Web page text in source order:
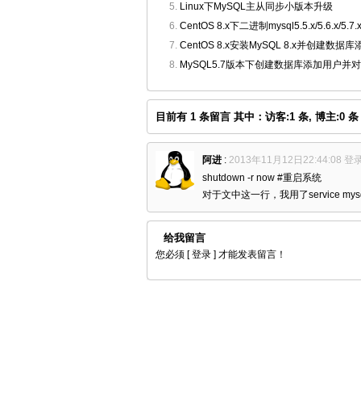
Linux下MySQL主从同步小版本升级
CentOS 8.x下二进制mysql5.5.x/5.6.x/
CentOS 8.x安装MySQL 8.x并创建数据库
MySQL5.7版本下创建数据库添加用户并
目前有 1 条留言 其中：访客:1 条, 博主:0 条
阿进 : 2013年11月12日22:44:08 登
shutdown -r now #重启系统
对于文中这一行，我用了service
给我留言
您必须 [ 登录 ] 才能发表留言！